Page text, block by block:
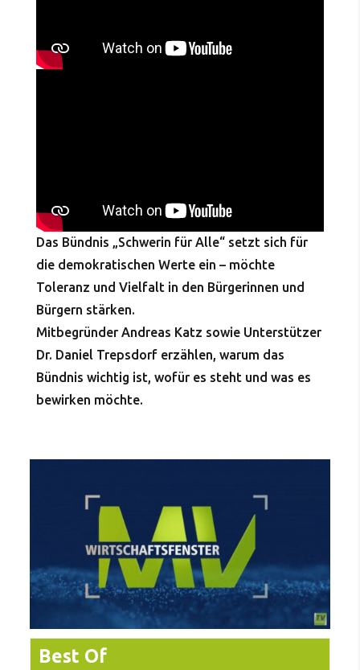
Das Bündnis „Schwerin für Alle“ setzt sich für
die demokratischen Werte ein – möchte
Toleranz und Vielfalt in den Bürgerinnen und
Bürgern stärken.
Mitbegründer Andreas Katz sowie Unterstützer
Dr. Daniel Trepsdorf erzählen, warum das
Bündnis wichtig ist, wofür es steht und was es
bewirken möchte.
Best Of